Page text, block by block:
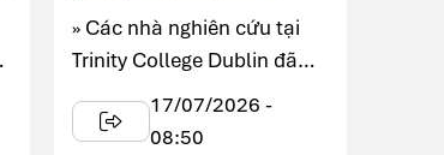
bauxite bằng công nghệ in
» Các nhà nghiên cứu tại
Trinity College Dublin đã
thử nghiệm thành ...
17/07/2026 -
08:50